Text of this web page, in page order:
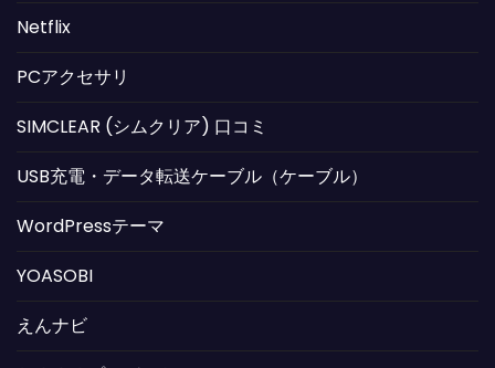
Netflix
PCアクセサリ
SIMCLEAR (シムクリア) 口コミ
USB充電・データ転送ケーブル（ケーブル）
WordPressテーマ
YOASOBI
えんナビ